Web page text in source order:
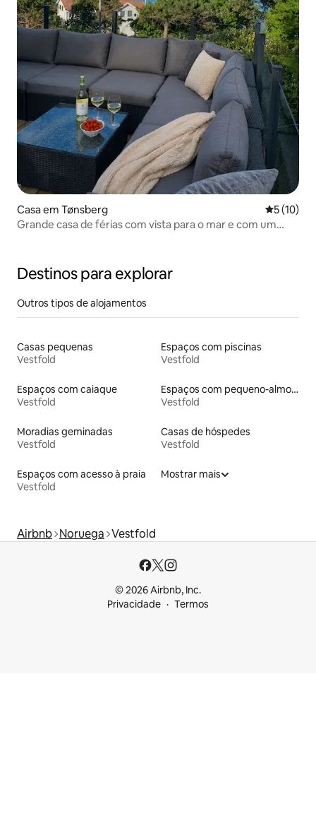
Casa em Tønsberg
5 (10)
Grande casa de férias com vista para o mar e com um
Destinos para explorar
Outros tipos de alojamentos
Casas pequenas
Vestfold
Espaços com piscinas
Vestfold
Espaços com caiaque
Vestfold
Espaços com pequeno-almoço
Vestfold
Moradias geminadas
Vestfold
Casas de hóspedes
Vestfold
Espaços com acesso à praia
Vestfold
Mostrar mais
Airbnb Noruega Vestfold
© 2026 Airbnb, Inc.
Privacidade
Termos